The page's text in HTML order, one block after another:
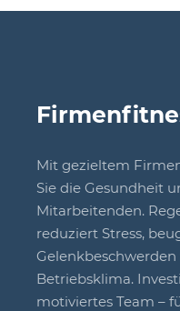
Mit gezieltem
Sie die Gesundheit
Mitarbeitenden.
reduziert Stress,
Betriebsklima.
motiviertes Team –